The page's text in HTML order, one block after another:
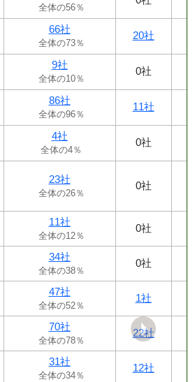
全体の56％
66社
全体の73％
20社
9社
全体の10％
0社
86社
全体の96％
11社
4社
全体の4％
0社
23社
全体の26％
0社
11社
全体の12％
0社
34社
全体の38％
0社
47社
全体の52％
1社
70社
全体の78％
22社
31社
全体の34％
12社